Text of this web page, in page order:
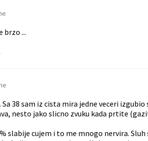
brzo ...
38 sam iz cista mira jedne veceri
nesto jako slicno zvuku kada prtite
slabije cujem i to me mnogo nervira.